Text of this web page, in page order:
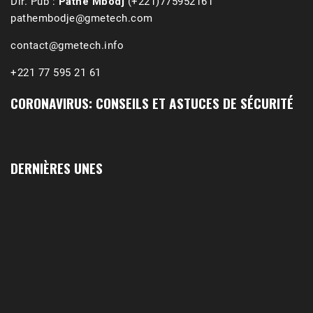
pathembodje@gmetech.com
contact@gmetech.info
+221 77 595 21 61
CORONAVIRUS: CONSEILS ET ASTUCES DE SÉCURITÉ
DERNIÈRES UNES